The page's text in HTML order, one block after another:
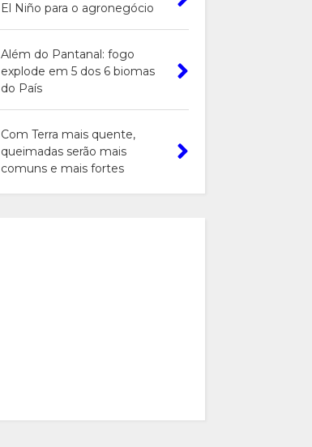
El Niño para o agronegócio
Além do Pantanal: fogo
explode em 5 dos 6 biomas
do País
Com Terra mais quente,
queimadas serão mais
comuns e mais fortes